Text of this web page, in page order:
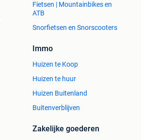
Fietsen | Mountainbikes en
ATB
Snorfietsen en Snorscooters
Immo
Huizen te Koop
Huizen te huur
Huizen Buitenland
Buitenverblijven
Zakelijke goederen